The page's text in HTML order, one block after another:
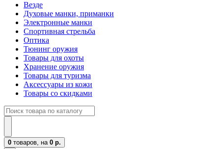
Везде
Духовые манки, приманки
Электронные манки
Спортивная стрельба
Оптика
Тюнинг оружия
Товары для охоты
Хранение оружия
Товары для туризма
Аксессуары из кожи
Товары со скидками
0 товаров, на 0 р.